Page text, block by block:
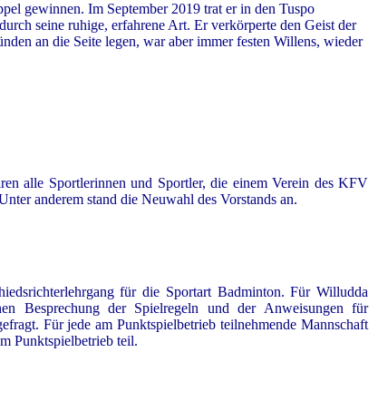
gewinnen. Im September 2019 trat er in den Tuspo
seine ruhige, erfahrene Art. Er verkörperte den Geist der
an die Seite legen, war aber immer festen Willens, wieder
alle Sportlerinnen und Sportler, die einem Verein des KFV
anderem stand die Neuwahl des Vorstands an.
für die Sportart Badminton. Für Willudda
Besprechung der Spielregeln und der Anweisungen für
Für jede am Punktspielbetrieb teilnehmende Mannschaft
Punktspielbetrieb teil.